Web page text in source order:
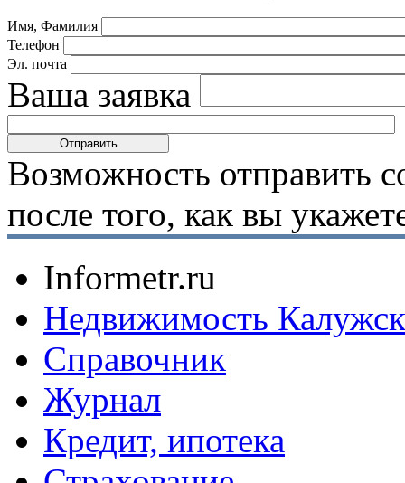
Имя, Фамилия
Телефон
Эл. почта
Ваша заявка
Возможность отправить
после того, как вы
Informetr.ru
Недвижимость
Справочник
Журнал
Кредит, ипотека